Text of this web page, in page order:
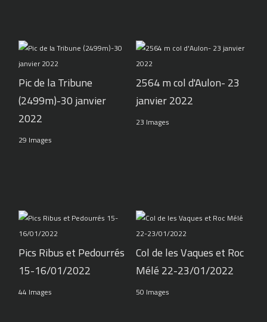
Pic de la Tribune
(2499m)-30 janvier
2022
29 Images
2564 m col d'Aulon- 23
janvier 2022
23 Images
Pics Ribus et Pedourrés
15-16/01/2022
44 Images
Col de les Vaques et Roc
Mélé 22-23/01/2022
50 Images